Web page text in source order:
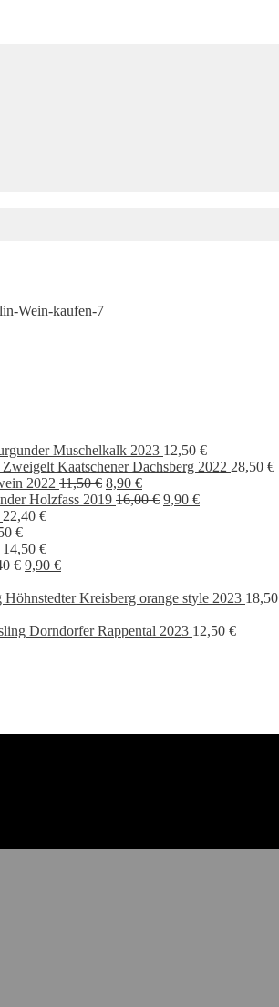
Wein-kaufen-7
Muschelkalk 2023 12,50 €
Kaatschener Dachsberg 2022 28,50 €
2022 11,50€ Ursprünglicher
Preis
8,90 €Aktueller
Preis
Holzfass 2019 16,00€ Ursprünglicher
9,90 €Aktueller
22,40 €
€
14,50 €
€ Ursprünglicher
war:
9,90 €Aktueller
ist:Kreisberg orange style 2023 18,50
Dorndorfer Rappental 2023 12,50 €